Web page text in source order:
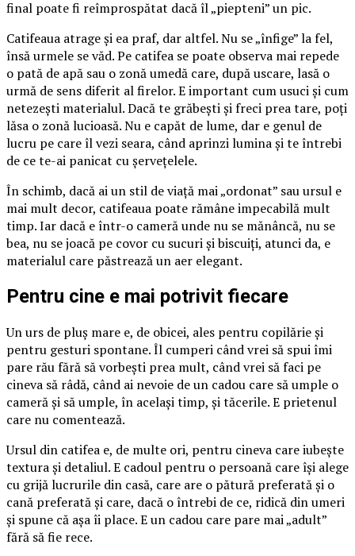
final poate fi reîmprospătat dacă îl „piepteni” un pic.
Catifeaua atrage și ea praf, dar altfel. Nu se „înfige” la fel,
însă urmele se văd. Pe catifea se poate observa mai repede
o pată de apă sau o zonă umedă care, după uscare, lasă o
urmă de sens diferit al firelor. E important cum usuci și cum
netezești materialul. Dacă te grăbești și freci prea tare, poți
lăsa o zonă lucioasă. Nu e capăt de lume, dar e genul de
lucru pe care îl vezi seara, când aprinzi lumina și te întrebi
de ce te-ai panicat cu șervețelele.
În schimb, dacă ai un stil de viață mai „ordonat” sau ursul e
mai mult decor, catifeaua poate rămâne impecabilă mult
timp. Iar dacă e într-o cameră unde nu se mănâncă, nu se
bea, nu se joacă pe covor cu sucuri și biscuiți, atunci da, e
materialul care păstrează un aer elegant.
Pentru cine e mai potrivit fiecare
Un urs de pluș mare e, de obicei, ales pentru copilărie și
pentru gesturi spontane. Îl cumperi când vrei să spui îmi
pare rău fără să vorbești prea mult, când vrei să faci pe
cineva să râdă, când ai nevoie de un cadou care să umple o
cameră și să umple, în același timp, și tăcerile. E prietenul
care nu comentează.
Ursul din catifea e, de multe ori, pentru cineva care iubește
textura și detaliul. E cadoul pentru o persoană care își alege
cu grijă lucrurile din casă, care are o pătură preferată și o
cană preferată și care, dacă o întrebi de ce, ridică din umeri
și spune că așa îi place. E un cadou care pare mai „adult”
fără să fie rece.